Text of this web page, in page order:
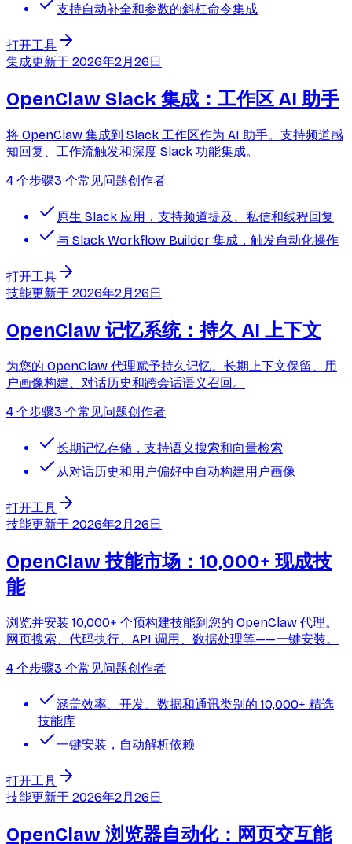
支持自动补全和参数的斜杠命令集成
打开工具
集成更新于 2026年2月26日
OpenClaw Slack 集成：工作区 AI 助手
将 OpenClaw 集成到 Slack 工作区作为 AI 助手。支持频道感
知回复、工作流触发和深度 Slack 功能集成。
4 个步骤3 个常见问题创作者
原生 Slack 应用，支持频道提及、私信和线程回复
与 Slack Workflow Builder 集成，触发自动化操作
打开工具
技能更新于 2026年2月26日
OpenClaw 记忆系统：持久 AI 上下文
为您的 OpenClaw 代理赋予持久记忆。长期上下文保留、用
户画像构建、对话历史和跨会话语义召回。
4 个步骤3 个常见问题创作者
长期记忆存储，支持语义搜索和向量检索
从对话历史和用户偏好中自动构建用户画像
打开工具
技能更新于 2026年2月26日
OpenClaw 技能市场：10,000+ 现成技
能
浏览并安装 10,000+ 个预构建技能到您的 OpenClaw 代理。
网页搜索、代码执行、API 调用、数据处理等——一键安装。
4 个步骤3 个常见问题创作者
涵盖效率、开发、数据和通讯类别的 10,000+ 精选
技能库
一键安装，自动解析依赖
打开工具
技能更新于 2026年2月26日
OpenClaw 浏览器自动化：网页交互能